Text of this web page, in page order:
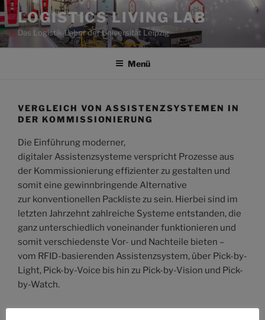
Zum
Inhalt
springen
LOGISTICS LIVING LAB
Das Logistik-Labor der Universität Leipzig
Menü
VERGLEICH VON ASSISTENZSYSTEMEN IN
DER KOMMISSIONIERUNG
Die Einführung moderner,
digitaler Assistenzsysteme verspricht Prozesse aus
der Kommissionierung effizienter zu gestalten und
somit eine gewinnbringende Alternative
zur konventionellen Packliste zu sein. Hierbei sind im
letzten Jahrzehnt zahlreiche Systeme entstanden, die
ganz unterschiedlich voneinander funktionieren und
somit verschiedenste Vor- und Nachteile bieten –
vom RFID-basierenden Assistenzsystem, über Pick-by-
Light, Pick-by-Voice bis hin zu Pick-by-Vision und Pick-
by-Watch.